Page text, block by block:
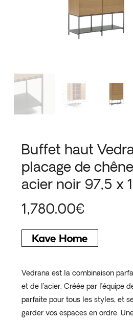
Buffet haut
placage de
acier noir 97,5 x
1,780.00€
Vedrana est la combinaison
et de l’acier. Créée par l’équipe
parfaite pour tous les styles, et
garder vos espaces en ordre.